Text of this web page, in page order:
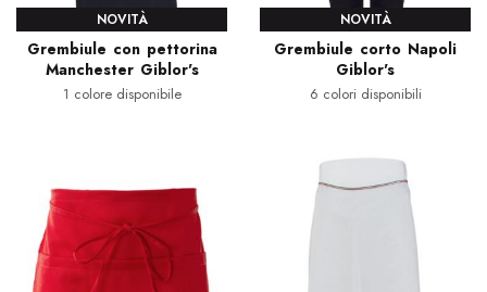
NOVITÀ
Grembiule con pettorina
Manchester Giblor's
1 colore disponibile
NOVITÀ
Grembiule corto Napoli
Giblor's
6 colori disponibili